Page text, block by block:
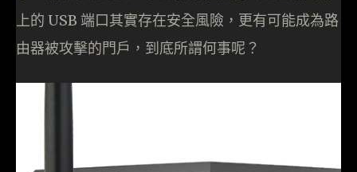
上的 USB 端口其實存在安全風險，更有可能成為路
由器被攻擊的門戶，到底所謂何事呢？